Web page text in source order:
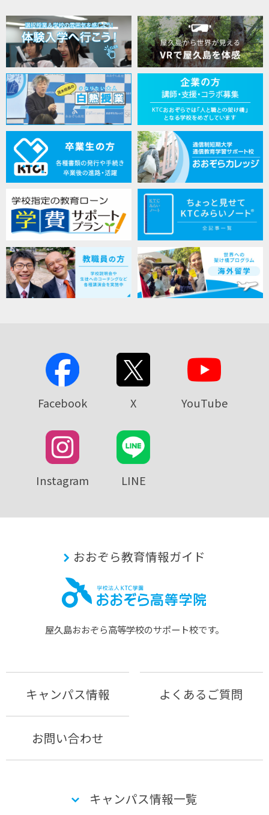
Facebook X YouTube
Instagram LINE
おおぞら教育情報ガイド
屋久島おおぞら⾼等学校のサポート校です。
キャンパス情報 よくあるご質問
お問い合わせ
キャンパス情報一覧